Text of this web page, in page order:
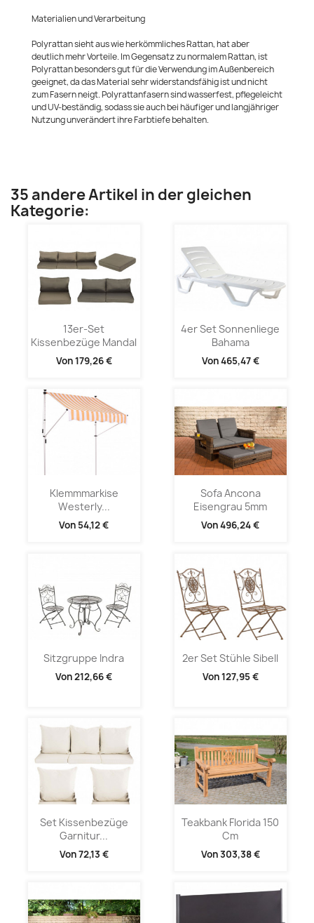
Materialien und Verarbeitung
Polyrattan sieht aus wie herkömmliches Rattan, hat aber
deutlich mehr Vorteile. Im Gegensatz zu normalem Rattan, ist
Polyrattan besonders gut für die Verwendung im Außenbereich
geeignet, da das Material sehr widerstandsfähig ist und nicht
zum Fasern neigt. Polyrattanfasern sind wasserfest, pflegeleicht
und UV-beständig, sodass sie auch bei häufiger und langjähriger
Nutzung unverändert ihre Farbtiefe behalten.
35 andere Artikel in der gleichen
Kategorie:
13er-Set
Kissenbezüge Mandal
Von179,26 €
4er Set Sonnenliege
Bahama
Von465,47 €
Klemmmarkise
Westerly...
Von 54,12 €
Sofa Ancona
Eisengrau 5mm
Von496,24 €
Sitzgruppe Indra
Von212,66 €
2er Set Stühle Sibell
Von127,95 €
Set Kissenbezüge
Garnitur...
Von72,13 €
Teakbank Florida 150
Cm
Von303,38 €